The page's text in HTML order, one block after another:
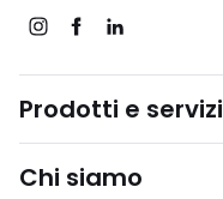
Prodotti e servizi
Chi siamo